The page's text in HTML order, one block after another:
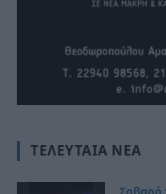
ΤΕΛΕΥΤΑΊΑ ΝΈΑ
Σοβαρό